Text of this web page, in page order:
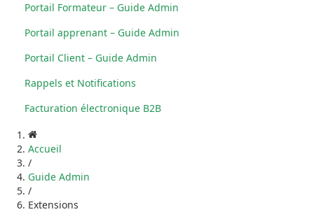
Portail Formateur – Guide Admin
Portail apprenant – Guide Admin
Portail Client – Guide Admin
Rappels et Notifications
Facturation électronique B2B
Accueil
/
Guide Admin
/
Extensions